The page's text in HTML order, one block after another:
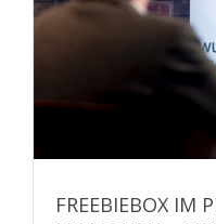
FREEBIEBOX IM